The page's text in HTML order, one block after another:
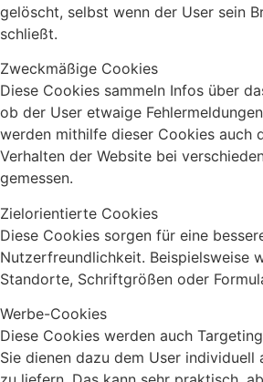
gelöscht, selbst wenn der User sein
schließt.
Zweckmäßige Cookies
Diese Cookies sammeln Infos über
ob der User etwaige
werden mithilfe dieser Cookies auch
Verhalten der Website bei
gemessen.
Zielorientierte Cookies
Diese Cookies sorgen für eine
Nutzerfreundlichkeit. Beispielsweise
Standorte, Schriftgrößen oder
Werbe-Cookies
Diese Cookies werden auch
Sie dienen dazu dem User individuell